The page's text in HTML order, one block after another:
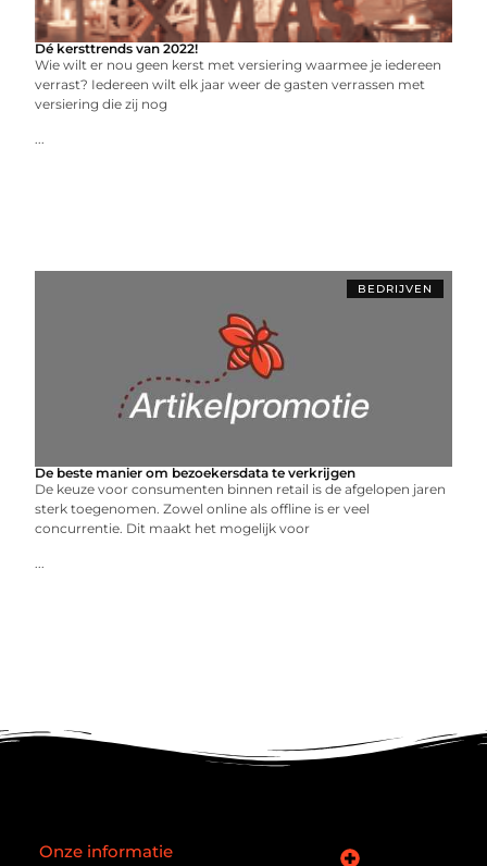
Dé kersttrends van 2022!
Wie wilt er nou geen kerst met versiering waarmee je iedereen
verrast? Iedereen wilt elk jaar weer de gasten verrassen met
versiering die zij nog
...
BEDRIJVEN
De beste manier om bezoekersdata te verkrijgen
De keuze voor consumenten binnen retail is de afgelopen jaren
sterk toegenomen. Zowel online als offline is er veel
concurrentie. Dit maakt het mogelijk voor
...
Onze informatie